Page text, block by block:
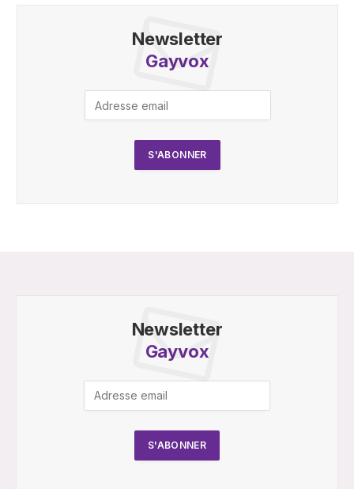
Newsletter
Gayvox
Newsletter
Gayvox